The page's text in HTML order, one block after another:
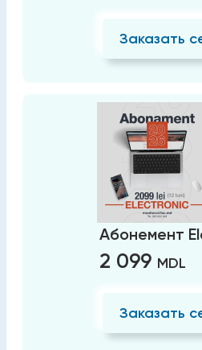
Заказать
Абонемент
2 099 MDL
Заказать